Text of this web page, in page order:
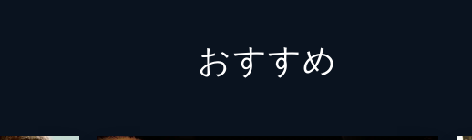
おすすめ